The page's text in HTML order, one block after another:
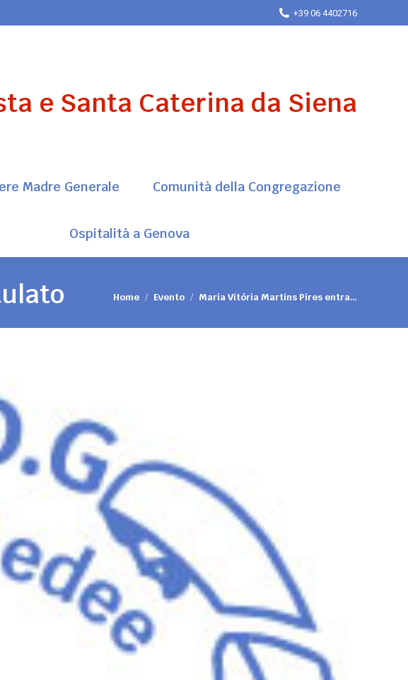
+39 06 4402716
e Santa Caterina da Siena
Madre Generale Comunità della Congregazione
Ospitalità a Genova
Tu sei qui:
Home Evento Maria Vitória Martins Pires entra…
Madre Generale Comunità della Congregazione